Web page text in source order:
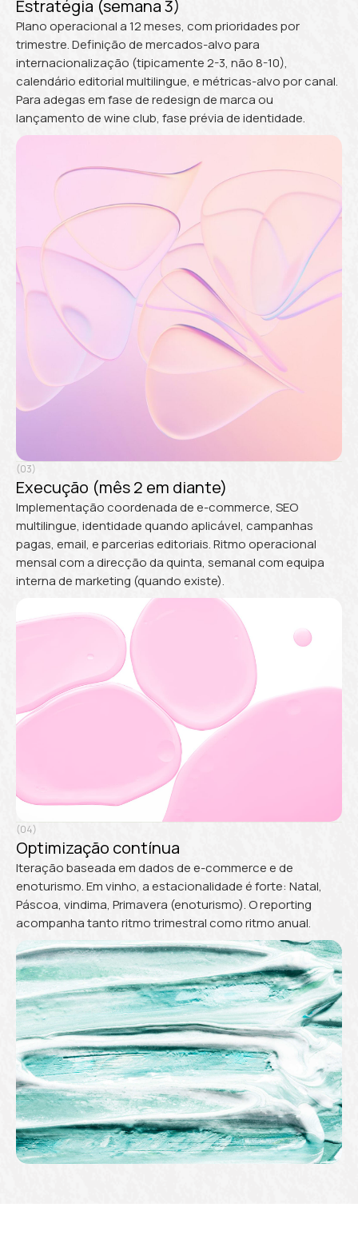
Estratégia (semana 3)
Plano operacional a 12 meses, com prioridades por
trimestre. Definição de mercados-alvo para
internacionalização (tipicamente 2-3, não 8-10),
calendário editorial multilingue, e métricas-alvo por canal.
Para adegas em fase de redesign de marca ou
lançamento de wine club, fase prévia de identidade.
(03)
Execução (mês 2 em diante)
Implementação coordenada de e-commerce, SEO
multilingue, identidade quando aplicável, campanhas
pagas, email, e parcerias editoriais. Ritmo operacional
mensal com a direcção da quinta, semanal com equipa
interna de marketing (quando existe).
(04)
Optimização contínua
Iteração baseada em dados de e-commerce e de
enoturismo. Em vinho, a estacionalidade é forte: Natal,
Páscoa, vindima, Primavera (enoturismo). O reporting
acompanha tanto ritmo trimestral como ritmo anual.